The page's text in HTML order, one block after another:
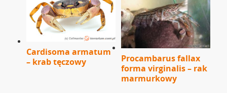
Cardisoma armatum
– krab tęczowy
Procambarus fallax
forma virginalis – rak
marmurkowy